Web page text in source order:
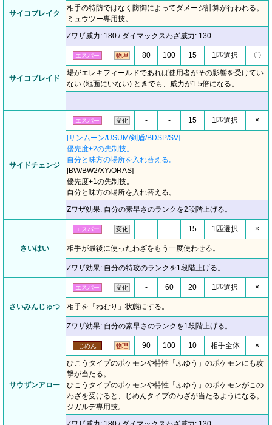
サイコブレイク
相手の特防ではなく防御によってダメージ計算が行われる。
ミュウツー専用技。
Zワザ威力: 180 / ダイマックスわざ威力: 130
サイコブレイド
エスパー 物理 80 100 15 1匹選択 〇
場がエレキフィールドであれば使用者がその影響を受けてい
ない (地面にいない) ときでも、威力が1.5倍になる。
-
サイドチェンジ
エスパー 変化 - - 15 1匹選択 ×
[サンムーン/USUM/剣盾/BDSP/SV]
優先度+2の先制技。
自分と味方の場所を入れ替える。
[BW/BW2/XY/ORAS]
優先度+1の先制技。
自分と味方の場所を入れ替える。
Zワザ効果: 自分の素早さのランクを2段階上げる。
さいはい
エスパー 変化 - - 15 1匹選択 ×
相手が最後に使ったわざをもう一度使わせる。
Zワザ効果: 自分の特攻のランクを1段階上げる。
さいみんじゅつ
エスパー 変化 - 60 20 1匹選択 ×
相手を「ねむり」状態にする。
Zワザ効果: 自分の素早さのランクを1段階上げる。
サウザンアロー
じめん 物理 90 100 10 相手全体 ×
ひこうタイプのポケモンや特性「ふゆう」のポケモンにも攻
撃が当たる。
ひこうタイプのポケモンや特性「ふゆう」のポケモンがこの
わざを受けると、じめんタイプのわざが当たるようになる。
ジガルデ専用技。